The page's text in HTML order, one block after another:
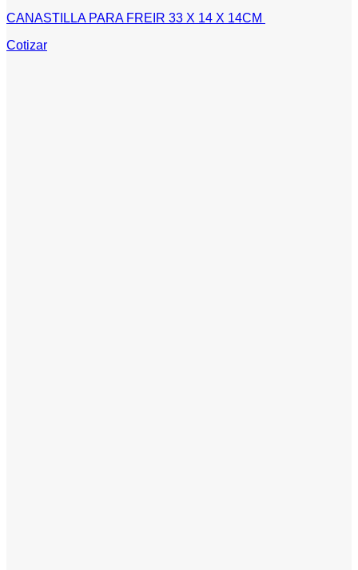
CANASTILLA PARA FREIR 33 X 14 X 14CM
Cotizar